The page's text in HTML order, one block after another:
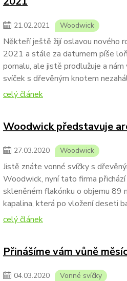
21.02.2021 Woodwick
Někteří ještě žijí oslavou nového
2021 a stále za datumem píše
pomalu, ale jistě prodlužuje a
svíček s dřevěným knotem
celý článek
Woodwick představuje
27.03.2020 Woodwick
Jistě znáte vonné svíčky s
Woodwick, nyní tato firma
skleněném flakónku o objemu 89
kapalina, která po vložení deseti
celý článek
Přinášíme vám vůně
04.03.2020 Vonné svíčky